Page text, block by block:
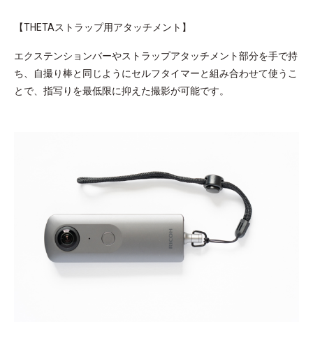
【THETAストラップ用アタッチメント】
エクステンションバーやストラップアタッチメント部分を手で持
ち、自撮り棒と同じようにセルフタイマーと組み合わせて使うこ
とで、指写りを最低限に抑えた撮影が可能です。